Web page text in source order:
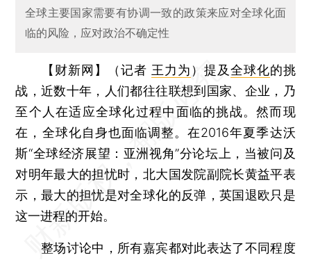
全球主要国家需要有协调一致的政策来应对全球化面
临的风险，应对政治不确定性
【财新网】（记者 王力为 ） 提及全球化的挑
战，近数十年，人们都往往联想到国家、企业，乃
至个人在适应全球化过程中面临的挑战。然而现
在，全球化自身也面临调整。在2016年夏季达沃
斯“全球经济展望：亚洲视角”分论坛上，当被问及
对明年最大的担忧时，北大国发院副院长黄益平表
示，最大的担忧是对全球化的反弹，英国退欧只是
这一进程的开始。
整场讨论中，所有嘉宾都对此表达了不同程度